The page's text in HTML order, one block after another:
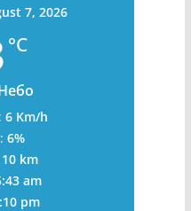
7, 2026
°C
6 Km/h
6%
10 km
am
pm